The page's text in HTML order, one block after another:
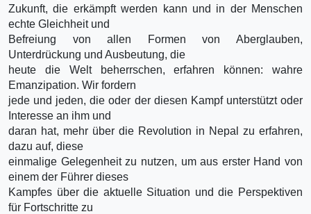
Zukunft, die erkämpft werden kann und in der Menschen
echte Gleichheit und
Befreiung von allen Formen von Aberglauben,
Unterdrückung und Ausbeutung, die
heute die Welt beherrschen, erfahren können: wahre
Emanzipation. Wir fordern
jede und jeden, die oder der diesen Kampf unterstützt oder
Interesse an ihm und
daran hat, mehr über die Revolution in Nepal zu erfahren,
dazu auf, diese
einmalige Gelegenheit zu nutzen, um aus erster Hand von
einem der Führer dieses
Kampfes über die aktuelle Situation und die Perspektiven
für Fortschritte zu